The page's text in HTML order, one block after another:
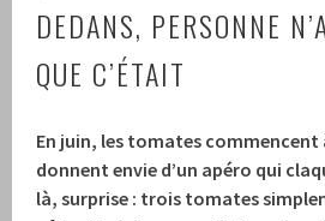
DEDANS, PERSONNE
QUE C’ÉTAIT
En juin, les tomates commencent
donnent envie d’un apéro qui
là, surprise : trois tomates